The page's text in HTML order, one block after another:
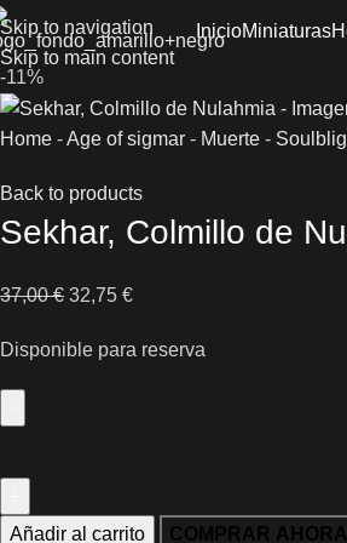
Skip to navigation
Skip to main content
InicioMiniaturas
-11%
Home -Age of sigmar - Muerte -
Back to products
Sekhar, Colmillo de
37,00€ 32,75 €
Disponible para reserva
Añadir al carrito COMPRAR AHORA